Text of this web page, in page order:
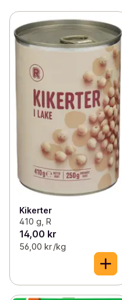
Kikerter
410 g, R
14,00 kr
56,00 kr /kg